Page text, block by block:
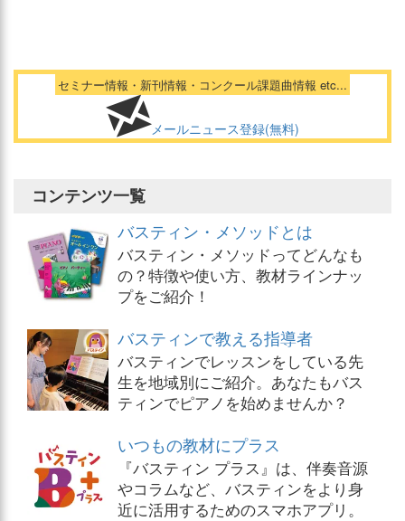
セミナー情報・新刊情報・コンクール課題曲情報 etc...
メールニュース登録(無料)
コンテンツ一覧
バスティン・メソッドとは
バスティン・メソッドってどんなも
の？特徴や使い方、教材ラインナッ
プをご紹介！
バスティンで教える指導者
バスティンでレッスンをしている先
生を地域別にご紹介。あなたもバス
ティンでピアノを始めませんか？
いつもの教材にプラス
『バスティン プラス』は、伴奏音源
やコラムなど、バスティンをより身
近に活用するためのスマホアプリ。